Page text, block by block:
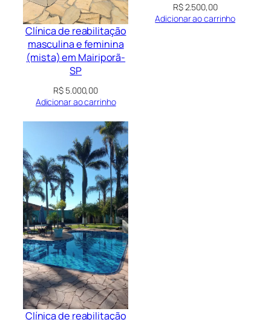
Clínica de reabilitação
masculina e feminina
(mista) em Mairiporã-
SP
R$ 5.000,00
Adicionar ao carrinho
R$2.500,00
Adicionar ao carrinho
Clínica de reabilitação